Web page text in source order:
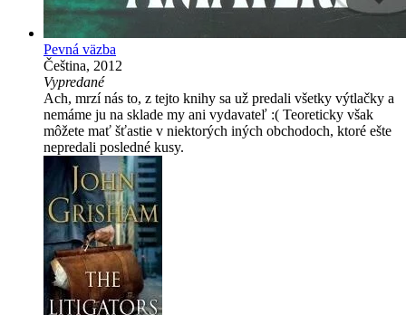
Pevná väzba
Čeština, 2012
Vypredané
Ach, mrzí nás to, z tejto knihy sa už predali všetky výtlačky a
nemáme ju na sklade my ani vydavateľ :( Teoreticky však
môžete mať šťastie v niektorých iných obchodoch, ktoré ešte
nepredali posledné kusy.